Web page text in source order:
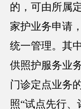
的，可由所属
家护业务申请
统一管理。其
供照护服务业
门诊定点业务
照“试点先行、